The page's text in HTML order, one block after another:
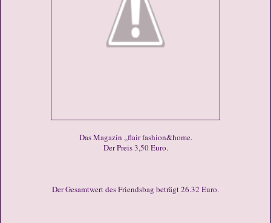
Das Magazin ,,flair fashion&home.
Der Preis 3,50 Euro.
Der Gesamtwert des Friendsbag beträgt 26.32 Euro.